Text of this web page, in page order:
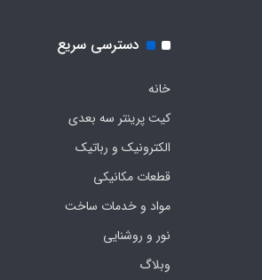
دسترسی سریع
خانه
کیت پرینتر سه بعدی
الکترونیک و رباتیک
قطعات مکانیکی
مواد و خدمات ساخت
نور و روشنایی
وبلاگ